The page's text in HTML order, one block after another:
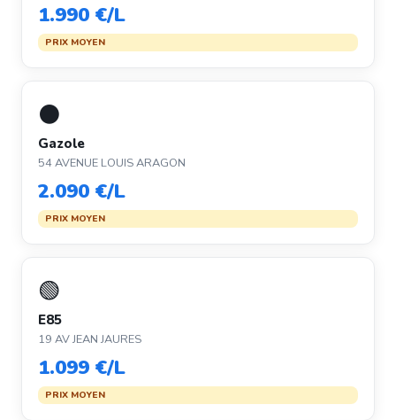
1.990 €/L
PRIX MOYEN
⚫
Gazole
54 AVENUE LOUIS ARAGON
2.090 €/L
PRIX MOYEN
🟢
E85
19 AV JEAN JAURES
1.099 €/L
PRIX MOYEN